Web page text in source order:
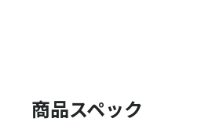
商品スペック